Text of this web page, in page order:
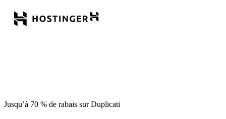
Jusqu’à 70 % de rabais sur Duplicati